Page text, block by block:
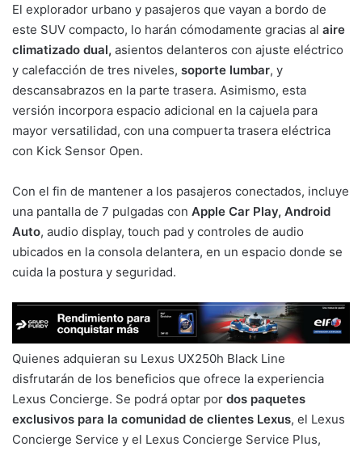
El explorador urbano y pasajeros que vayan a bordo de
este SUV compacto, lo harán cómodamente gracias al aire
climatizado dual, asientos delanteros con ajuste eléctrico
y calefacción de tres niveles, soporte lumbar, y
descansabrazos en la parte trasera. Asimismo, esta
versión incorpora espacio adicional en la cajuela para
mayor versatilidad, con una compuerta trasera eléctrica
con Kick Sensor Open.
Con el fin de mantener a los pasajeros conectados, incluye
una pantalla de 7 pulgadas con Apple Car Play, Android
Auto, audio display, touch pad y controles de audio
ubicados en la consola delantera, en un espacio donde se
cuida la postura y seguridad.
Quienes adquieran su Lexus UX250h Black Line
disfrutarán de los beneficios que ofrece la experiencia
Lexus Concierge. Se podrá optar por dos paquetes
exclusivos para la comunidad de clientes Lexus, el Lexus
Concierge Service y el Lexus Concierge Service Plus,